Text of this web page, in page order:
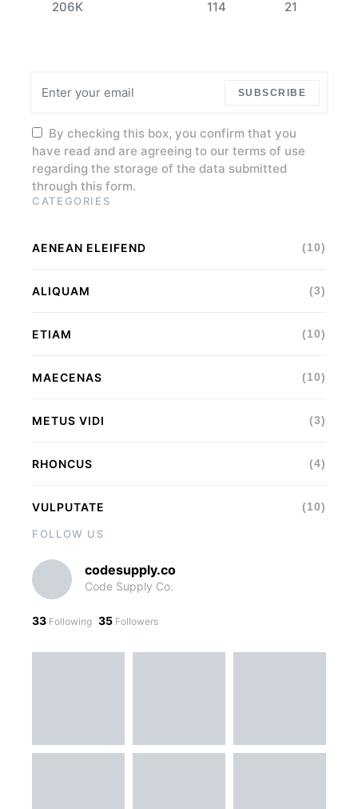
206K 114 21
SUBSCRIBE
By checking this box, you confirm that you
have read and are agreeing to our terms of use
regarding the storage of the data submitted
through this form.
CATEGORIES
AENEAN ELEIFEND (10)
ALIQUAM (3)
ETIAM (10)
MAECENAS (10)
METUS VIDI (3)
RHONCUS (4)
VULPUTATE (10)
FOLLOW US
codesupply.co
Code Supply Co.
33 Following 35 Followers